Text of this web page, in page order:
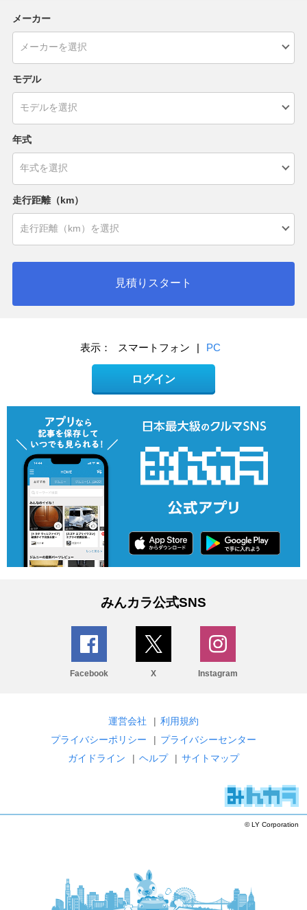
メーカー
モデル
年式
走行距離（km）
見積りスタート
表示： スマートフォン | PC
ログイン
みんカラ公式SNS
Facebook X Instagram
運営会社 | 利用規約
プライバシーポリシー
| プライバシーセンター
ガイドライン
| ヘルプ | サイトマップ
© LY Corporation